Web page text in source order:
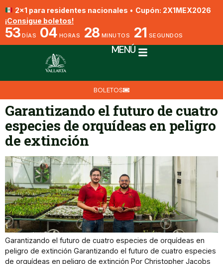
2x1 para residentes nacionales • Cupón: 2X1MEX2026
¡Consigue boletos!
53 DÍAS 04 HORAS 28 MINUTOS 21 SEGUNDOS
MENÚ
BOLETOS
Garantizando el futuro de cuatro
especies de orquídeas en peligro
de extinción
Garantizando el futuro de cuatro especies de orquídeas en
peligro de extinción Garantizando el futuro de cuatro especies
de orquídeas en peligro de extinción Por Christopher Jacobs